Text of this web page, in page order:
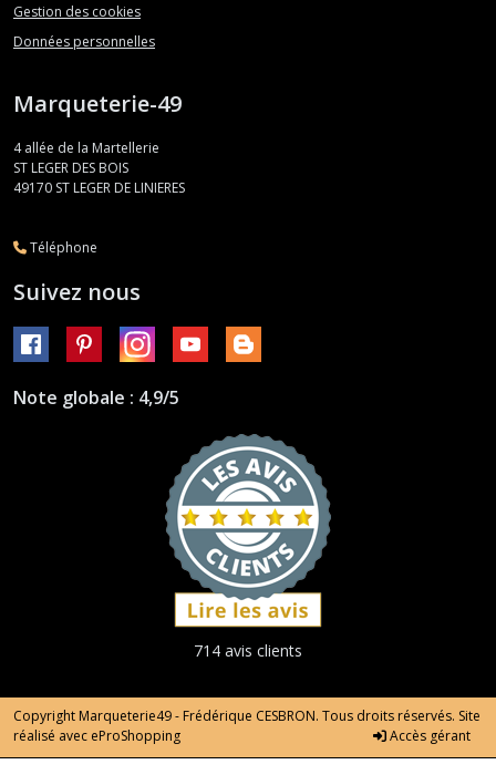
Gestion des cookies
Données personnelles
Marqueterie-49
4 allée de la Martellerie
ST LEGER DES BOIS
49170 ST LEGER DE LINIERES
Téléphone
Suivez nous
Note globale : 4,9/5
714 avis clients
Copyright Marqueterie49 - Frédérique CESBRON. Tous droits réservés. Site
réalisé avec eProShopping Accès gérant